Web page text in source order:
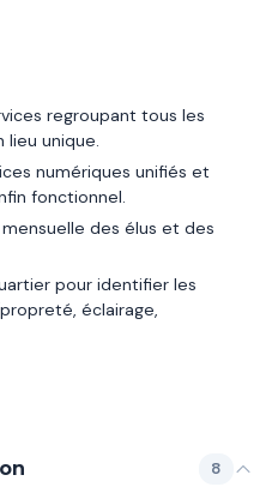
regroupant tous les
lieu unique.
numériques unifiés et
fonctionnel.
des élus et des
pour identifier les
éclairage,
8